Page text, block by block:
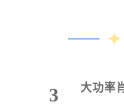
3 大功率